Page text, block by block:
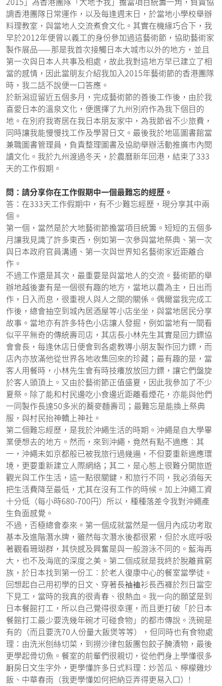
調香港團隊日常運作，以及每逢週末日，於當地小學校舉辦
料理教室，與當地人交流煮食文化。其實在機緣巧合下，我
早於2012年便曾以義工的身份參加過這藝術節，協助藝術家
製作展品——那是我首次接觸日本大城市以外的地方，並且
第一次與日本人共事及相處，故此我對這地方早已建立了相
當的感情，因此當朋友介紹我加入2015年藝術節的香港團隊
時，我二話不說便一口答應。
於新潟逗留近五個多月，完成藝術節的善後工作後，由於我
喜愛日本的溫泉文化，便選擇了九州別府作為我下個目的
地。在別府我寄居在我日本朋友家中，為我節省不少旅費，
同時讓我能慢慢找工作及學習日文。最後我於地區圖書館當
兼職圖書管理員，負責整理圖書及協助舉辦活動推廣市內閱
讀文化。我於九州渡過冬天，於農曆新年回港，結束了333
天的工作假期。
問：請分享你在工作假期中一個最難忘的經歷。
答：在333天工作假期中，有不少難忘經歷，現分享其中兩
個。
第一個，當然是於大地藝術節擔當項目統籌。短短的五個多
月讓我見識了許多東西，例如第一次參與當地祭典、第一次
與日本政府官員溝通、第一次與世界知名藝術家近距離合
作。
不過工作還是其次，最重要是與當地人的交流。藝術節的舉
辦地越後妻有是一個很有趣的地方，當地以農為主，日出而
作，日入而息，很重視人與人之間的關係。偶爾當我完成工
作後，總會抽空到城內居酒屋等小店坐坐，與當地居民分享
故事。當地亦有許多特色小店讓人發掘，例如當地有一間看
似平平無奇的傳統壽司店，其店長小林先生其實是回力鏢協
會會長，每逢休店日便會到各處教導小朋友製作回力鏢，而
店內亦放滿他從世界各地收集回來的珍藏；最有趣的是，當
客人用餐時，小林先生會有時技癢放放回力鏢，讓它們盤旋
於客人頭頂上。又由於藝術節正值盛夏，因此我參加了不少
夏祭。除了能和村民邊吃小食邊近距離看煙花，亦能與他們
一同製作長達50多米的蕎麥麵壽司；最難忘是能換上祭典
服，與村民抬神轎上神社。
第二個難忘經歷，是我於沖繩生活的時期。沖繩是自大學畢
業便想去的地方。然而，來到沖繩，竟然有點不適應︰其
一，沖繩未如京都般已被我旅行過幾遍，不但要重新適應環
境，更要重新建立人際網絡；其二，是心態上很難分開旅遊
觀光與工作生活，這一點很關鍵，和旅行不同，我必須每天
把生活費降至最低，尤其在沒有工作的時候。加上沖繩工資
十分低（每小時680-700円）所以，種種落差令我對沖繩產
生負面感覺。
不過，否極總會泰來。第一個成就當然是一個月內成功考取
基本及進階潛水牌，雖然每次潛水後都很累，但於水底呼吸
著觀看珊瑚群，其快感及興奮是與一般游泳不同的。藍海再
大，也不及海底的深度之美。第二個成就是我終於脫離貧窮
族，於日本找到第一份工︰於老人復康中心的餐室當學徒。
回想起自己用初學的日文、穿著長䄂裇衫長西褲於烈日當空
下見工，當時的我真的很青春、很熱血。我一向的願望是到
日本餐館打工，所以自己覺得很幸運，而且更打破「於日本
餐館打工最少要洗幾年碗才可碰食物」的都市傳說。洗碗是
有的（而且要洗70人份量大飯煲等等），但同時也有食物處
理：由洗米刨絲切菜，到撈沙律包飯團包餃子醃漬物，最後
更學起骨切魚。餐室的前輩們很親切，從他們身上學懂很多
㕑房日文生字外，更學懂許多日式料理：炒苦瓜、檸檬雞炒
飯、中華春雨（我更學懂如何把納豆弄得更易入口）!